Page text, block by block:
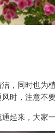
，同时也为
时，注意不
起来，大家